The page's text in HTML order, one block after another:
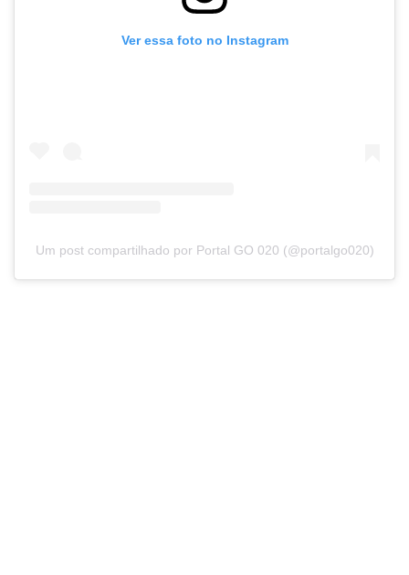
Ver essa foto no Instagram
Um post compartilhado por Portal GO 020 (@portalgo020)